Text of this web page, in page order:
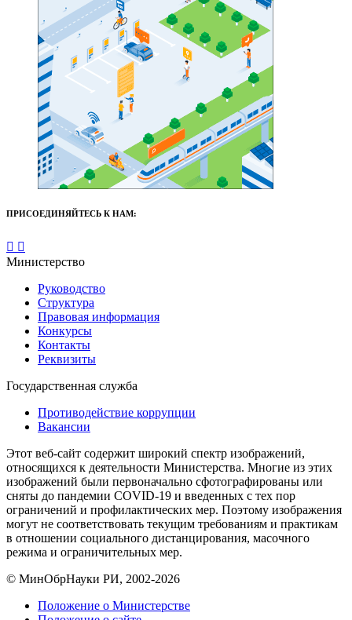
ПРИСОЕДИНЯЙТЕСЬ К НАМ:
Министерство
Руководство
Структура
Правовая информация
Конкурсы
Контакты
Реквизиты
Государственная служба
Противодействие коррупции
Вакансии
Этот веб-сайт содержит широкий спектр изображений,
относящихся к деятельности Министерства. Многие из этих
изображений были первоначально сфотографированы или
сняты до пандемии COVID-19 и введенных с тех пор
ограничений и профилактических мер. Поэтому изображения
могут не соответствовать текущим требованиям и практикам
в отношении социального дистанцирования, масочного
режима и ограничительных мер.
© МинОбрНауки РИ, 2002-2026
Положение о Министерстве